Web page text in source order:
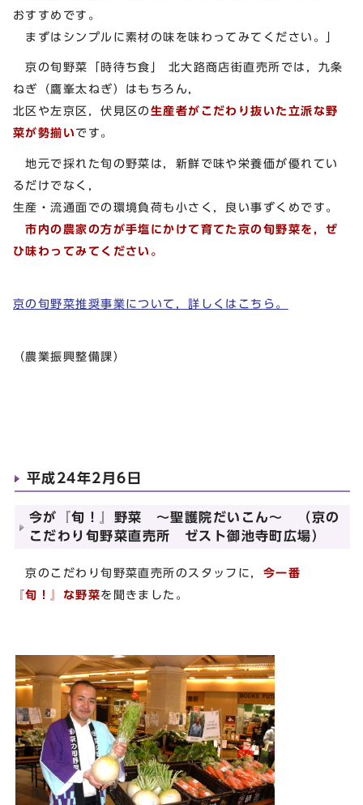
おすすめです。
まずはシンプルに素材の味を味わってみてください。」
京の旬野菜「時待ち食」 北大路商店街直売所では，九条
ねぎ（鷹峯太ねぎ）はもちろん，
北区や左京区，伏見区の 生産者がこだわり抜いた立派な野
菜が勢揃い です。
地元で採れた旬の野菜は，新鮮で味や栄養価が優れてい
るだけでなく，
生産・流通面での環境負荷も小さく，良い事ずくめです。
市内の農家の方が手塩にかけて育てた京の旬野菜を，ぜ
ひ味わってみてください。
京の旬野菜推奨事業について，詳しくはこちら。
（農業振興整備課）
平成24年2月6日
今が『旬！』野菜 ～聖護院だいこん～ （京の
こだわり旬野菜直売所 ゼスト御池寺町広場）
京のこだわり旬野菜直売所のスタッフに， 今一番
『旬！』な野菜を聞きました。